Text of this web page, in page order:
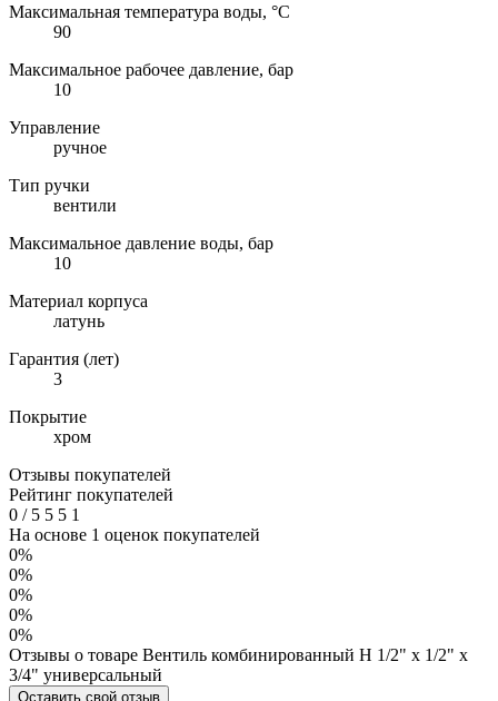
Максимальная температура воды, °C
90
Максимальное рабочее давление, бар
10
Управление
ручное
Тип ручки
вентили
Максимальное давление воды, бар
10
Материал корпуса
латунь
Гарантия (лет)
3
Покрытие
хром
Отзывы покупателей
Рейтинг покупателей
0 /5 5 5 1
На основе 1 оценок покупателей
0%
0%
0%
0%
0%
Отзывы о товаре Вентиль комбинированный Н 1/2" х 1/2" х
3/4" универсальный
Оставить свой отзыв